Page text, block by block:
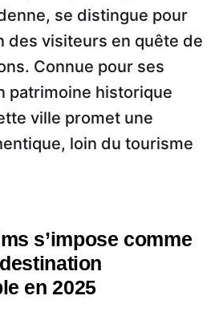
se distingue pour
des visiteurs en quête de
Connue pour ses
patrimoine historique
ville promet une
loin du tourisme
s’impose comme
en 2025